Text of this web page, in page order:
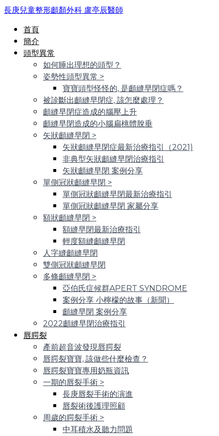
長庚兒童整形顱顏外科 盧亭辰醫師
首頁
簡介
頭型異常
如何睡出理想的頭型？
姿勢性頭型異常 >
寶寶頭型怪怪的, 是顱縫早閉症嗎？
被診斷出顱縫早閉症, 該怎麼處理？
顱縫早閉症造成的腦壓上升
顱縫早閉造成的小腦扁桃體脫垂
矢狀顱縫早閉 >
矢狀顱縫早閉症最新治療指引（2021)
非典型矢狀顱縫早閉治療指引
矢狀顱縫早閉 案例分享
單側冠狀顱縫早閉 >
單側冠狀顱縫早閉最新治療指引
單側冠狀顱縫早閉 家屬分享
額狀顱縫早閉 >
額縫早閉最新治療指引
輕度額縫顱縫早閉
人字縫顱縫早閉
雙側冠狀顱縫早閉
多條顱縫早閉 >
亞伯氏症候群APERT SYNDROME
案例分享 小檸檬的故事（新聞）
顱縫早閉 案例分享
2022顱縫早閉治療指引
唇腭裂
產前超音波發現唇腭裂
唇腭裂寶寶, 該做些什麼檢查？
唇腭裂寶寶專用奶瓶資訊
一期的唇裂手術 >
長庚唇裂手術的演進
唇裂術後護理照顧
周歲的腭裂手術 >
中耳積水及聽力問題